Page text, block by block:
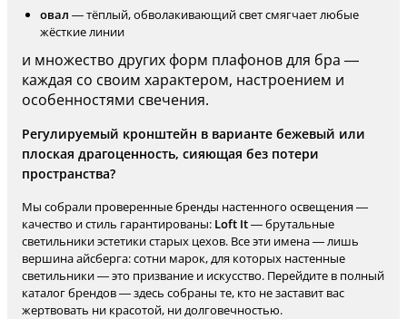
овал — тёплый, обволакивающий свет смягчает любые
жёсткие линии
и множество других форм плафонов для бра —
каждая со своим характером, настроением и
особенностями свечения.
Регулируемый кронштейн в варианте бежевый или
плоская драгоценность, сияющая без потери
пространства?
Мы собрали проверенные бренды настенного освещения —
качество и стиль гарантированы: Loft It— брутальные
светильники эстетики старых цехов. Все эти имена — лишь
вершина айсберга: сотни марок, для которых настенные
светильники — это призвание и искусство. Перейдите в полный
каталог брендов — здесь собраны те, кто не заставит вас
жертвовать ни красотой, ни долговечностью.